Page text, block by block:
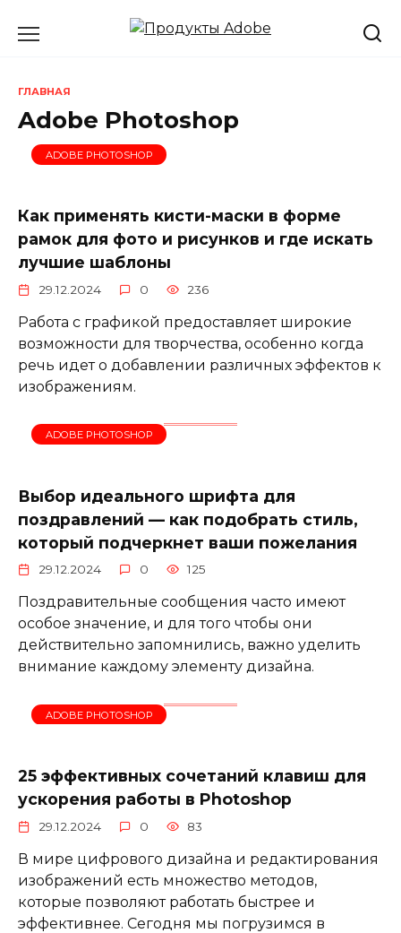
ГЛАВНАЯ
Adobe Photoshop
ADOBE PHOTOSHOP
Как применять кисти-маски в форме
рамок для фото и рисунков и где искать
лучшие шаблоны
29.12.2024 0 236
Работа с графикой предоставляет широкие
возможности для творчества, особенно когда
речь идет о добавлении различных эффектов к
изображениям.
ADOBE PHOTOSHOP
Выбор идеального шрифта для
поздравлений — как подобрать стиль,
который подчеркнет ваши пожелания
29.12.2024 0 125
Поздравительные сообщения часто имеют
особое значение, и для того чтобы они
действительно запомнились, важно уделить
внимание каждому элементу дизайна.
ADOBE PHOTOSHOP
25 эффективных сочетаний клавиш для
ускорения работы в Photoshop
29.12.2024 0 83
В мире цифрового дизайна и редактирования
изображений есть множество методов,
которые позволяют работать быстрее и
эффективнее. Сегодня мы погрузимся в